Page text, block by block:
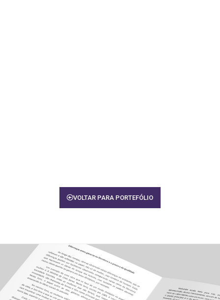
VOLTAR PARA PORTEFÓLIO